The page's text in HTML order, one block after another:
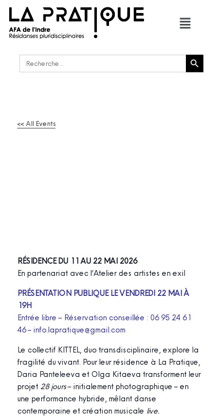
Rechercher : Bouton de recherche
<< All Events
RÉSIDENCE DU 11 AU 22 MAI 2026
En partenariat avec l’Atelier des artistes en exil
PRÉSENTATION PUBLIQUE LE VENDREDI 22 MAI À
19H
Entrée libre – Réservation conseillée : 06 95 24 61
46 – info.lapratique@gmail.com
Le collectif KITTEL, duo transdisciplinaire, explore la
fragilité du vivant. Pour leur résidence à La Pratique,
Daria Panteleeva et Olga Kitaeva transforment leur
projet 28 jours– initialement photographique – en
une performance hybride, mêlant danse
contemporaine et création musicale live.